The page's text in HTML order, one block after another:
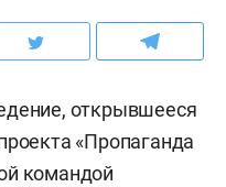
открывшееся
«Пропаганда
командой